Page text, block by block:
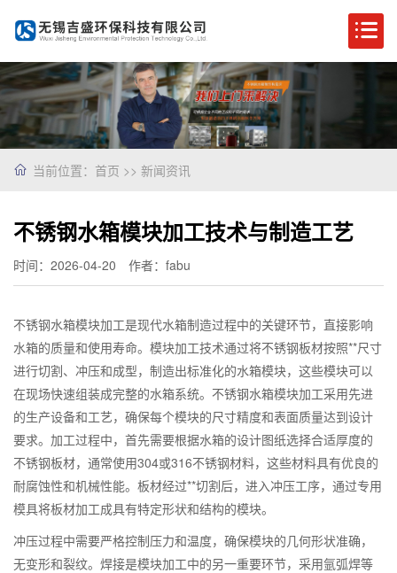
当前位置： 首页 >> 新闻资讯
不锈钢水箱模块加工技术与制造工艺
时间：2026-04-20 作者：fabu
不锈钢水箱模块加工是现代水箱制造过程中的关键环节，直接影响
水箱的质量和使用寿命。模块加工技术通过将不锈钢板材按照**尺寸
进行切割、冲压和成型，制造出标准化的水箱模块，这些模块可以
在现场快速组装成完整的水箱系统。不锈钢水箱模块加工采用先进
的生产设备和工艺，确保每个模块的尺寸精度和表面质量达到设计
要求。加工过程中，首先需要根据水箱的设计图纸选择合适厚度的
不锈钢板材，通常使用304或316不锈钢材料，这些材料具有优良的
耐腐蚀性和机械性能。板材经过**切割后，进入冲压工序，通过专用
模具将板材加工成具有特定形状和结构的模块。
冲压过程中需要严格控制压力和温度，确保模块的几何形状准确，
无变形和裂纹。焊接是模块加工中的另一重要环节，采用氩弧焊等